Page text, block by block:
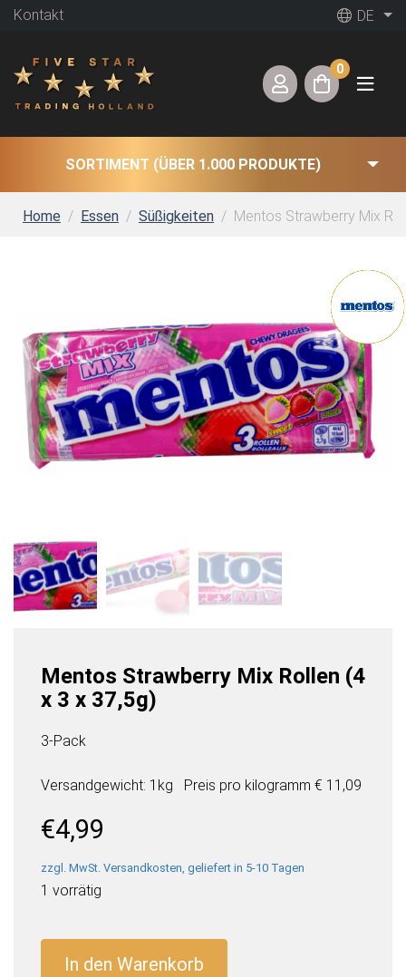
Kontakt DE
0
SORTIMENT (ÜBER 1.000 PRODUKTE)
Home Essen Süßigkeiten Mentos Strawberry Mix
Mentos Strawberry Mix Rollen (4
x 3 x 37,5g)
3-Pack
Versandgewicht: 1kg Preis pro kilogramm € 11,09
€4,99
zzgl. MwSt. Versandkosten, geliefert in 5-10 Tagen
1 vorrätig
In den Warenkorb